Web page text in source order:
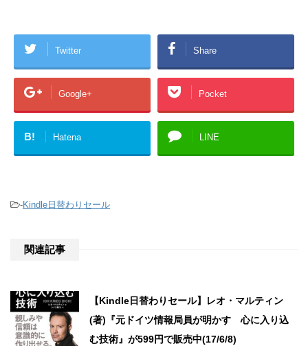
Twitter Share
Google+ Pocket
B! Hatena LINE
-Kindle日替わりセール
関連記事
【Kindle日替わりセール】レオ・マルティン
(著)『元ドイツ情報局員が明かす 心に入り込
む技術』が599円で販売中(17/6/8)